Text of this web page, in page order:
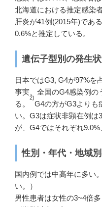
北海道における推定感染
肝炎が41例(2015年)であ
0.6%と推定している。
遺伝子型別の発生
日本ではG3, G4が97%を
事実、全国のG4感染例の
る。
2)
G4の方がG3よりも
い。G3は症状非顕在例は
が、G4ではそれぞれ
性別・年代・地域
国内例では中高年に多い
い。）
男性患者は女性の3~4倍